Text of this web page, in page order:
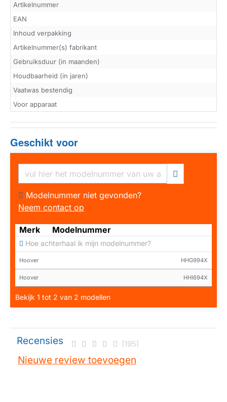
Artikelnummer
EAN
Inhoud verpakking
Artikelnummer(s) fabrikant
Gebruiksduur (in maanden)
Houdbaarheid (in jaren)
Vaatwas bestendig
Voor apparaat
Geschikt voor
Modelnummer niet gevonden?
Neem contact op
Merk Modelnummer
Hoe achterhaal ik mijn modelnummer?
Hoover HHG994X
Hoover HHI694X
Bekijk 1 tot 2 van 2 modellen
Recensies (195)
Nieuwe review toevoegen